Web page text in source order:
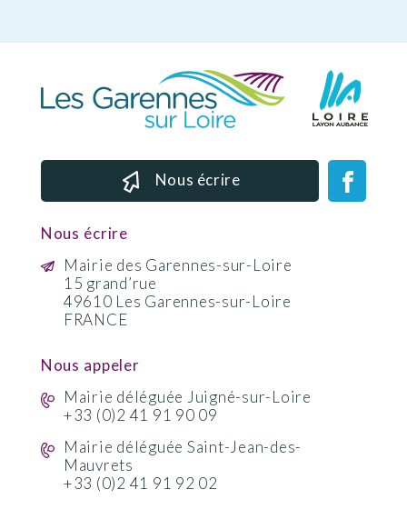
Nous écrire
Nous écrire
Mairie des Garennes-sur-Loire
15 grand’rue
49610 Les Garennes-sur-Loire
FRANCE
Nous appeler
Mairie déléguée Juigné-sur-Loire
+33 (0)2 41 91 90 09
Mairie déléguée Saint-Jean-des-
Mauvrets
+33 (0)2 41 91 92 02